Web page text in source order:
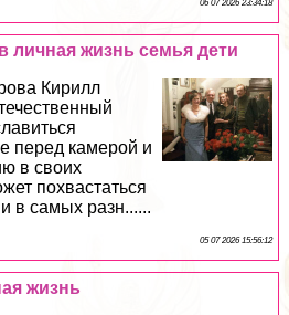
06 07 2026 23:34:18
личная жизнь семья дети
Кирилл
перед камерой и
в своих
похвастаться
в самых разн......
05 07 2026 15:56:12
жизнь